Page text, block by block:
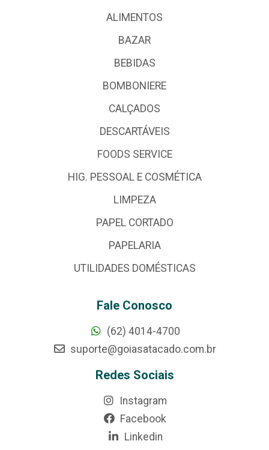
ALIMENTOS
BAZAR
BEBIDAS
BOMBONIERE
CALÇADOS
DESCARTÁVEIS
FOODS SERVICE
HIG. PESSOAL E COSMÉTICA
LIMPEZA
PAPEL CORTADO
PAPELARIA
UTILIDADES DOMÉSTICAS
Fale Conosco
(62) 4014-4700
suporte@goiasatacado.com.br
Redes Sociais
Instagram
Facebook
Linkedin